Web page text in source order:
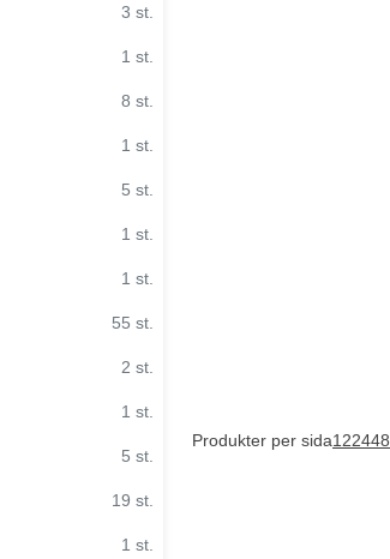
3 st.
1 st.
8 st.
1 st.
5 st.
1 st.
1 st.
55 st.
2 st.
1 st.
5 st.
19 st.
1 st.
Produkter per sida122448